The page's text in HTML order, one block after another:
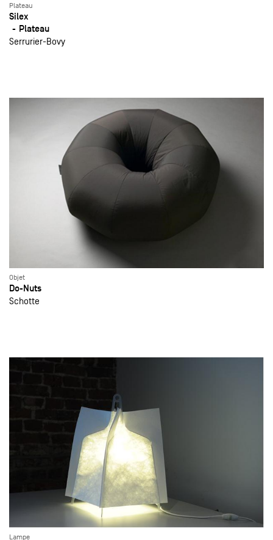
Plateau
Silex
Plateau
Serrurier-Bovy
Objet
Do-Nuts
Schotte
Lampe